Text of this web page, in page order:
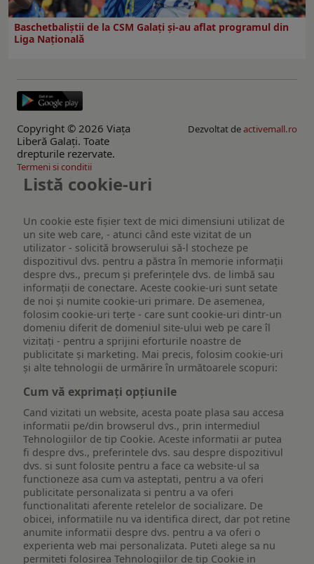
Baschetbaliștii de la CSM Galați și-au aflat programul din
Liga Națională
Copyright © 2026 Viaţa
Liberă Galaţi. Toate
drepturile rezervate.
Dezvoltat deactivemall.ro
Termeni si conditii
Listă cookie-uri
Un cookie este fişier text de mici dimensiuni utilizat de
un site web care, - atunci când este vizitat de un
utilizator - solicită browserului să-l stocheze pe
dispozitivul dvs. pentru a păstra în memorie informații
despre dvs., precum și preferințele dvs. de limbă sau
informații de conectare. Aceste cookie-uri sunt setate
de noi și numite cookie-uri primare. De asemenea,
folosim cookie-uri terțe - care sunt cookie-uri dintr-un
domeniu diferit de domeniul site-ului web pe care îl
vizitați - pentru a sprijini eforturile noastre de
publicitate și marketing. Mai precis, folosim cookie-uri
și alte tehnologii de urmărire în următoarele scopuri:
Cum vă exprimați opțiunile
Cand vizitati un website, acesta poate plasa sau accesa
informatii pe/din browserul dvs., prin intermediul
Tehnologiilor de tip Cookie. Aceste informatii ar putea
fi despre dvs., preferintele dvs. sau despre dispozitivul
dvs. si sunt folosite pentru a face ca website-ul sa
functioneze asa cum va asteptati, pentru a va oferi
publicitate personalizata si pentru a va oferi
functionalitati aferente retelelor de socializare. De
obicei, informatiile nu va identifica direct, dar pot retine
anumite informatii despre dvs. pentru a va oferi o
experienta web mai personalizata. Puteti alege sa nu
permiteti folosirea Tehnologiilor de tip Cookie in